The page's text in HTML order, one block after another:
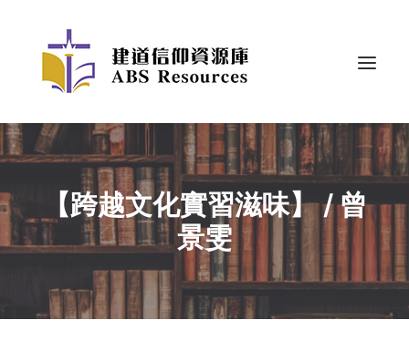
【跨越文化實習滋味】 / 曾
景雯